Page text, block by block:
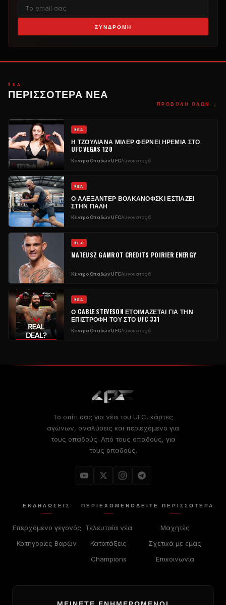
ΣΥΝΔΡΟΜΉ
NΈΑ
ΠΕΡΙΣΣΌΤΕΡΑ ΝΈΑ
ΠΡΟΒΟΛΉ ΌΛΩΝ →
NΈΑ
Η ΤΖΟΥΛΙΆΝΑ ΜΊΛΕΡ ΦΈΡΝΕΙ ΗΡΕΜΊΑ ΣΤΟ
UFC VEGAS 120
Κέντρο Οπαδών UFCΑύγουστος 6
NΈΑ
Ο ΑΛΕΞΆΝΤΕΡ ΒΟΛΚΑΝΌΦΣΚΙ ΕΣΤΙΆΖΕΙ
ΣΤΗΝ ΠΆΛΗ
Κέντρο Οπαδών UFCΑύγουστος 6
NΈΑ
MATEUSZ GAMROT CREDITS POIRIER ENERGY
Κέντρο Οπαδών UFCΑύγουστος 6
NΈΑ
Ο GABLE STEVESON ΕΤΟΙΜΆΖΕΤΑΙ ΓΙΑ ΤΗΝ
ΕΠΙΣΤΡΟΦΉ ΤΟΥ ΣΤΟ UFC 331
Κέντρο Οπαδών UFCΑύγουστος 6
Το σπίτι σας για νέα του UFC, κάρτες
αγώνων, αναλύσεις και περιεχόμενο για
τους οπαδούς. Από τους οπαδούς, για
τους οπαδούς.
ΕΚΔΗΛΏΣΕΙΣ
Επερχόμενο γεγονός
Κατηγορίες Βαρών
ΠΕΡΙΕΧΌΜΕΝΟ
Τελευταία νέα
Κατατάξεις
Champions
ΔΕΊΤΕ ΠΕΡΙΣΣΟΤΕΡΑ
Μαχητές
Σχετικά με εμάς
Επικοινωνία